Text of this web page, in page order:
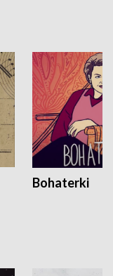
Bohaterki